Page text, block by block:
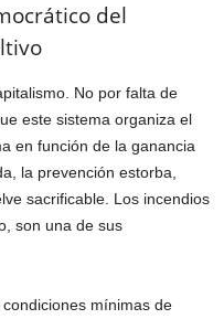
del
No por falta de
este sistema organiza el
en función de la ganancia
la prevención estorba,
sacrificable. Los incendios
son una de sus
mínimas de